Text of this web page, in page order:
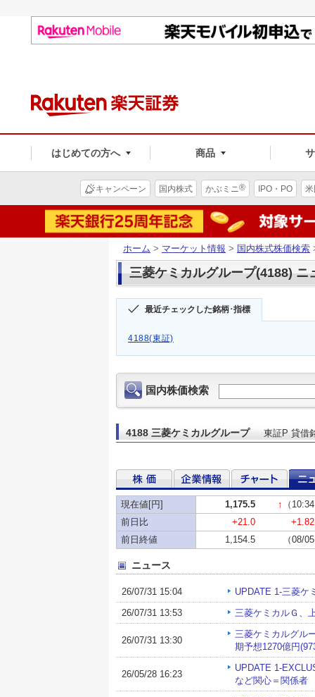
はじめての方へ 商品
キャンペーン 国内株式 かぶミニ® IPO・PO
ホーム > マーケット情報 > 国内株式株価検索
三菱ケミカルグループ(4188) ニ
最近チェックした銘柄･指標
4188(東証)